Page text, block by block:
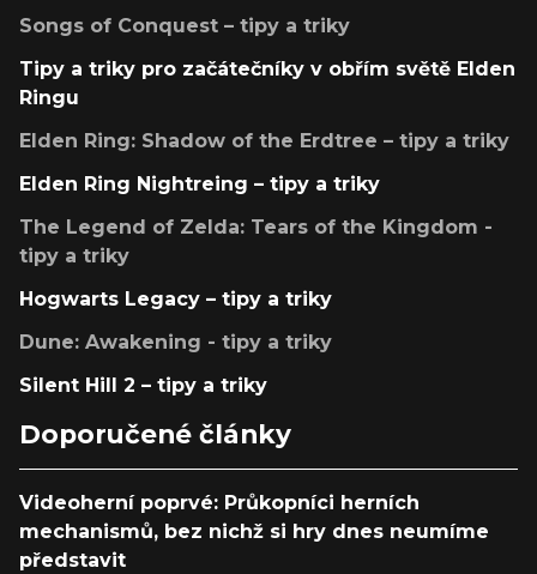
Songs of Conquest – tipy a triky
Tipy a triky pro začátečníky v obřím světě Elden
Ringu
Elden Ring: Shadow of the Erdtree – tipy a triky
Elden Ring Nightreing – tipy a triky
The Legend of Zelda: Tears of the Kingdom -
tipy a triky
Hogwarts Legacy – tipy a triky
Dune: Awakening - tipy a triky
Silent Hill 2 – tipy a triky
Doporučené články
Videoherní poprvé: Průkopníci herních
mechanismů, bez nichž si hry dnes neumíme
představit